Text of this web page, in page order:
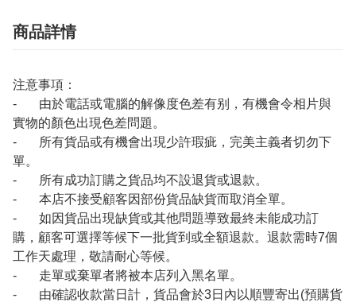
商品詳情
注意事項：
- 由於電話或電腦的解像度色差有别，有機會令相片與
實物的顏色出現色差問題。
- 所有貨品或有機會出現少許瑕疵，完美主義者切勿下
單。
- 所有成功訂購之貨品均不設退貨或退款。
- 本店不接受顧客因部份貨品缺貨而取消全單。
- 如因貨品出現缺貨或其他問題導致最終未能成功訂
購，顧客可選擇等候下一批貨到或全額退款。退款需時7個
工作天處理，敬請耐心等候。
- 走單或棄單者將被本店列入黑名單。
- 由確認收款當日計，貨品會於3日內以順豐寄出(預購貨